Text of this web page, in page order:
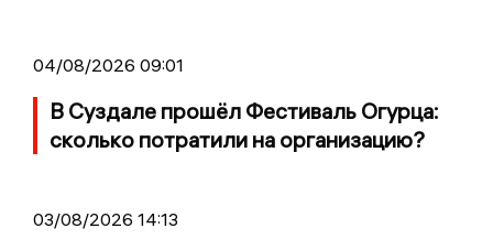
04/08/2026 09:01
В Суздале прошёл Фестиваль Огурца:
сколько потратили на организацию?
03/08/2026 14:13